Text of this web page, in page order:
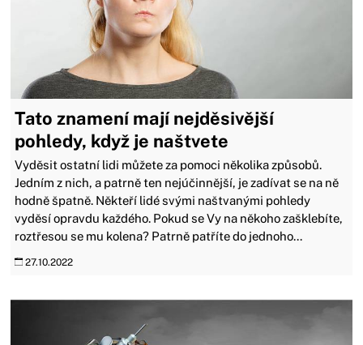
Tato znamení mají nejděsivější
pohledy, když je naštvete
Vyděsit ostatní lidi můžete za pomoci několika způsobů.
Jedním z nich, a patrně ten nejúčinnější, je zadívat se na ně
hodně špatně. Někteří lidé svými naštvanými pohledy
vyděsí opravdu každého. Pokud se Vy na někoho zašklebíte,
roztřesou se mu kolena? Patrně patříte do jednoho...
27.10.2022